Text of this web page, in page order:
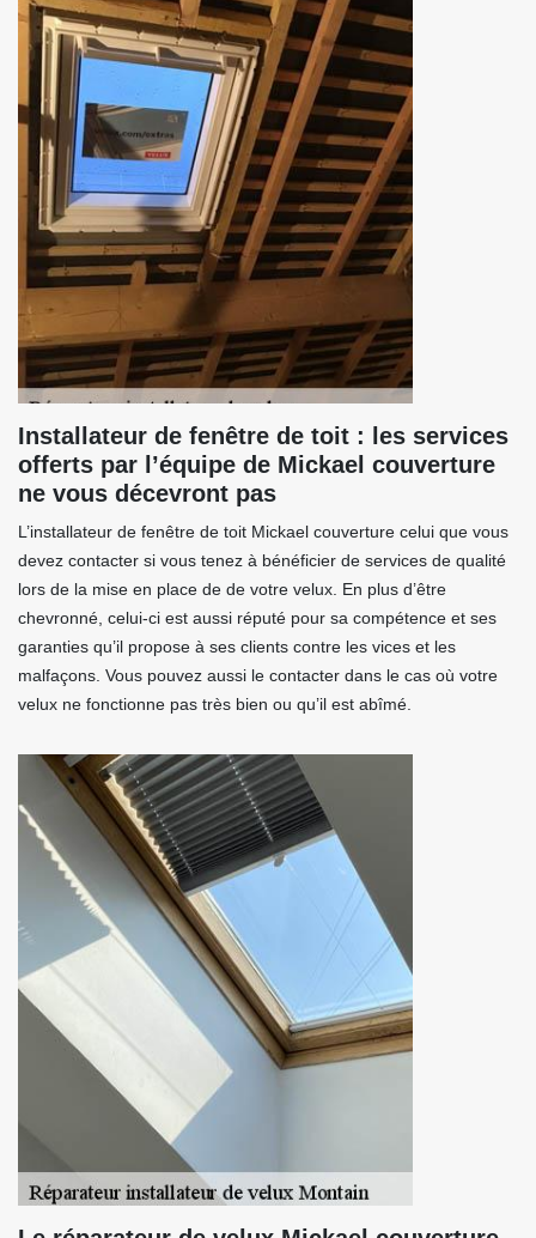
Installateur de fenêtre de toit : les services
offerts par l’équipe de Mickael couverture
ne vous décevront pas
L’installateur de fenêtre de toit Mickael couverture celui que vous
devez contacter si vous tenez à bénéficier de services de qualité
lors de la mise en place de de votre velux. En plus d’être
chevronné, celui-ci est aussi réputé pour sa compétence et ses
garanties qu’il propose à ses clients contre les vices et les
malfaçons. Vous pouvez aussi le contacter dans le cas où votre
velux ne fonctionne pas très bien ou qu’il est abîmé.